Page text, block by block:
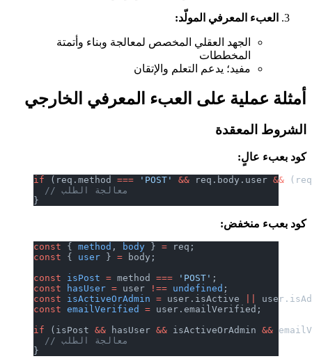
العبء المعرفي المولّد:
الجهد العقلي المخصص لمعالجة وبناء وأتمتة
المخططات
مفيد؛ يدعم التعلم والإتقان
أمثلة عملية على العبء المعرفي الخارجي
الشروط المعقدة
كود بعبء عالٍ:
if (req.method === 'POST' && req.body.user &&
  // معالجة الطلب
كود بعبء منخفض:
const { method , body }
req;
const { user }
body;
const isPost = method === 'POST'
const
hasUser = user !== undefined
const isActiveOrAdmin = user.isActive
const emailVerified = user.emailVerified;
if
(isPost && hasUser && isActiveOrAdmin &&
  // معالجة الطلب